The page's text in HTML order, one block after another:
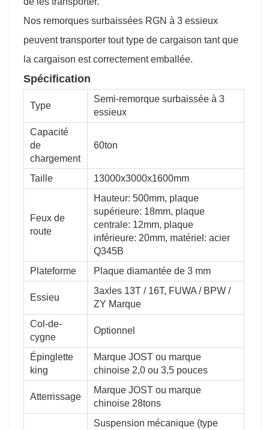
Nos remorques surbaissées RGN à 3 essieux
peuvent transporter tout type de cargaison tant que
la cargaison est correctement emballée.
Spécification
Type
Semi-remorque surbaissée à 3
essieux
Capacité
de
chargement
60ton
Taille 13000x3000x1600mm
Feux de
route
Hauteur: 500mm, plaque
supérieure: 18mm, plaque
centrale: 12mm, plaque
inférieure: 20mm, matériel: acier
Q345B
Plateforme
Plaque diamantée de 3 mm
Essieu
3axles 13T / 16T, FUWA / BPW /
ZY Marque
Col-de-
cygne
Optionnel
Épinglette
king
Marque JOST ou marque
chinoise 2,0 ou 3,5 pouces
Atterrissage
Marque JOST ou marque
chinoise 28tons
Suspension mécanique (type